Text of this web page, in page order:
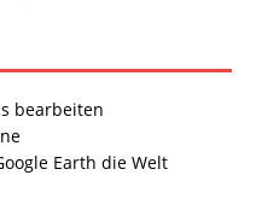
bearbeiten
Earth die Welt